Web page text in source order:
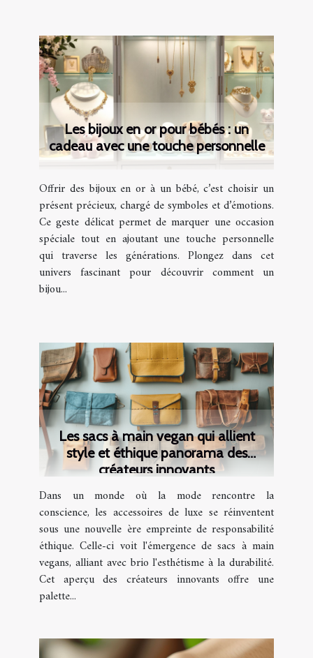
Les bijoux en or pour bébés : un
cadeau avec une touche personnelle
Offrir des bijoux en or à un bébé, c’est choisir un
présent précieux, chargé de symboles et d’émotions.
Ce geste délicat permet de marquer une occasion
spéciale tout en ajoutant une touche personnelle
qui traverse les générations. Plongez dans cet
univers fascinant pour découvrir comment un
bijou...
Les sacs à main vegan qui allient
style et éthique panorama des
créateurs innovants
Dans un monde où la mode rencontre la
conscience, les accessoires de luxe se réinventent
sous une nouvelle ère empreinte de responsabilité
éthique. Celle-ci voit l'émergence de sacs à main
vegans, alliant avec brio l'esthétisme à la durabilité.
Cet aperçu des créateurs innovants offre une
palette...